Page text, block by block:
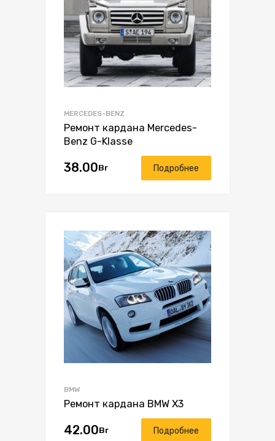
MERCEDES-BENZ
Ремонт кардана Mercedes-
Benz G-Klasse
38.00Br Подробнее
BMW
Ремонт кардана BMW X3
42.00Br Подробнее